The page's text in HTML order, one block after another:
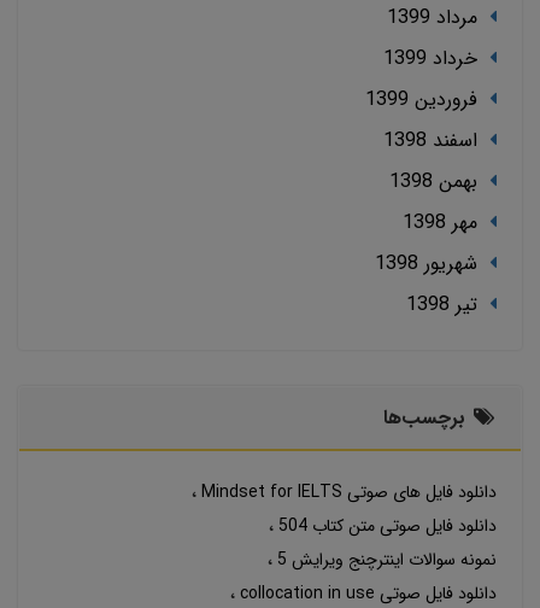
مرداد 1399
خرداد 1399
فروردین 1399
اسفند 1398
بهمن 1398
مهر 1398
شهریور 1398
تير 1398
برچسب‌ها
دانلود فایل های صوتی Mindset for IELTS
دانلود فایل صوتی متن کتاب 504
نمونه سوالات اینترچنج ویرایش 5
دانلود فایل صوتی collocation in use